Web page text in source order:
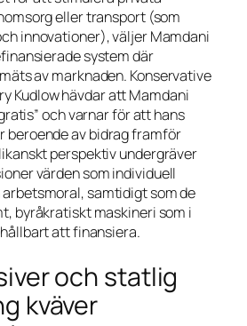
eller transport (som
innovationer), väljer Mamdani
system där
av marknaden. Konservative
Kudlow hävdar att Mamdani
och varnar för att hans
beroende av bidrag framför
perspektiv undergräver
värden som individuell
samtidigt som de
byråkratiskt maskineri som i
att finansiera.
och statlig
kväver